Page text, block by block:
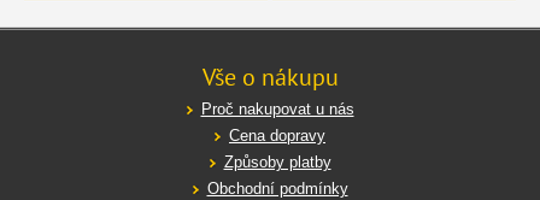
Vše o nákupu
Proč nakupovat u nás
Cena dopravy
Způsoby platby
Obchodní podmínky